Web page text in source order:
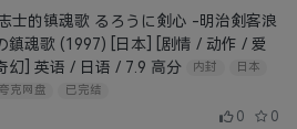
士的镇魂歌 るろうに剣心 -明治剣客浪
鎮魂歌 (1997) [日本] [剧情 / 动作 / 爱
幻] 英语 / 日语 / 7.9 高分
内封
日本
夸克网盘 已完结
0 0